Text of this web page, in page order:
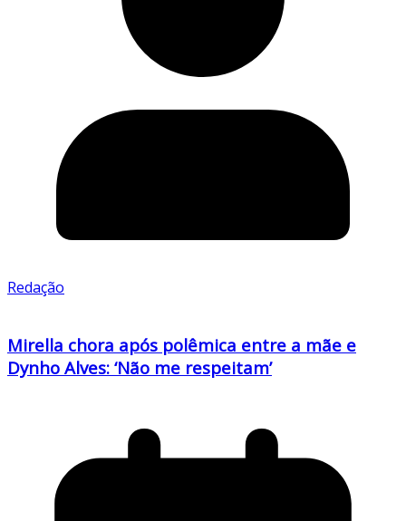
Redação
Mirella chora após polêmica entre a mãe e
Dynho Alves: ‘Não me respeitam’